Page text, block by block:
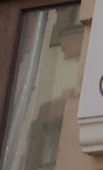
Skip
content